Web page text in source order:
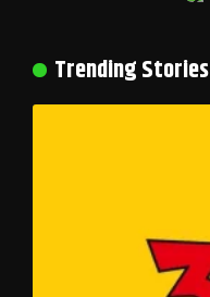
Trending Stories